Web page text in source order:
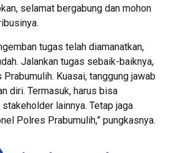
selamat bergabung dan mohon
tugas telah diamanatkan,
Jalankan tugas sebaik-baiknya,
Kuasai, tanggung jawab
diri. Termasuk, harus bisa
lainnya. Tetap jaga
Polres Prabumulih,” pungkasnya.